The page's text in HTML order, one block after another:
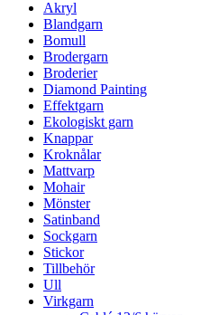
Akryl
Blandgarn
Bomull
Brodergarn
Broderier
Diamond Painting
Effektgarn
Ekologiskt garn
Knappar
Kroknålar
Mattvarp
Mohair
Mönster
Satinband
Sockgarn
Stickor
Tillbehör
Ull
Virkgarn